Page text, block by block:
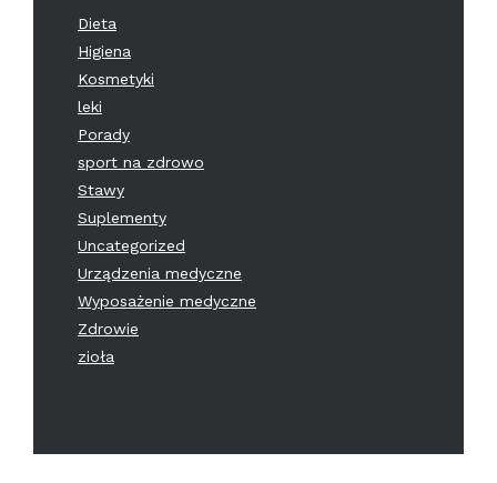
Dieta
Higiena
Kosmetyki
leki
Porady
sport na zdrowo
Stawy
Suplementy
Uncategorized
Urządzenia medyczne
Wyposażenie medyczne
Zdrowie
zioła